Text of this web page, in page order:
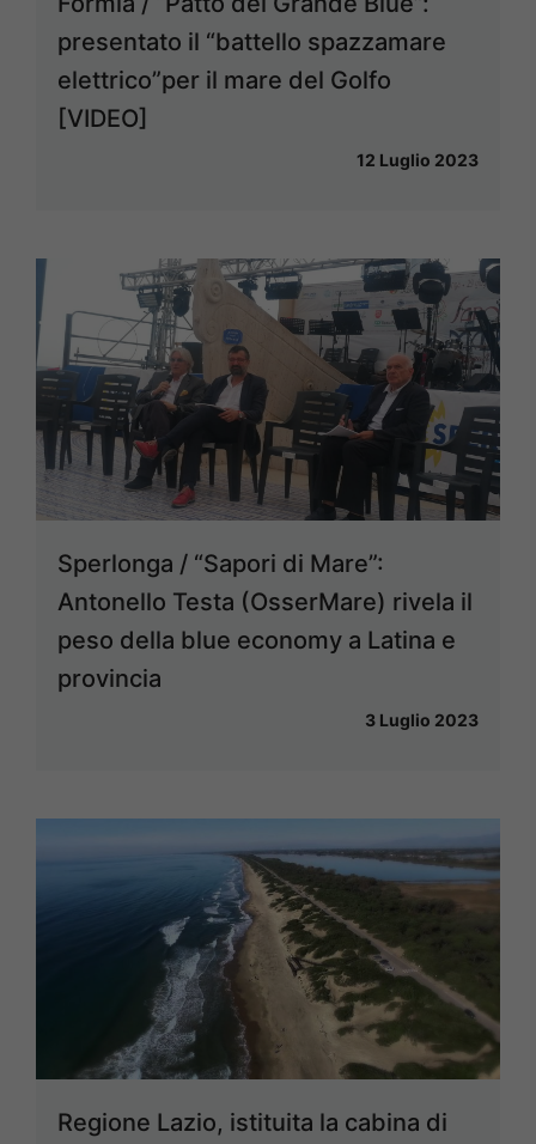
presentato il “battello spazzamare
elettrico”per il mare del Golfo
[VIDEO]
12 Luglio 2023
Sperlonga / “Sapori di Mare”:
Antonello Testa (OsserMare) rivela il
peso della blue economy a Latina e
provincia
3 Luglio 2023
Regione Lazio, istituita la cabina di